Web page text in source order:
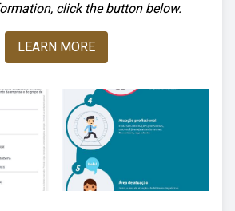
click the button below.
LEARN MORE